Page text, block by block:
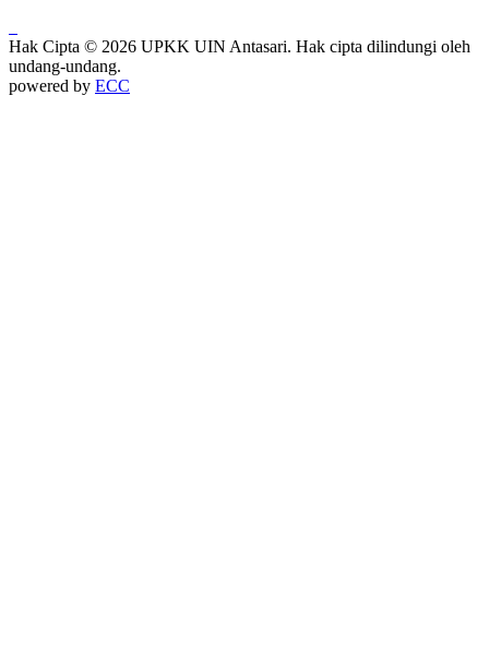
Hak Cipta © 2026 UPKK UIN Antasari. Hak cipta dilindungi oleh
undang-undang.
powered by ECC